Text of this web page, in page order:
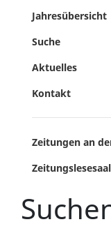
Jahresübersicht
Suche
Aktuelles
Kontakt
Zeitungen an
Zeitungslesesaal